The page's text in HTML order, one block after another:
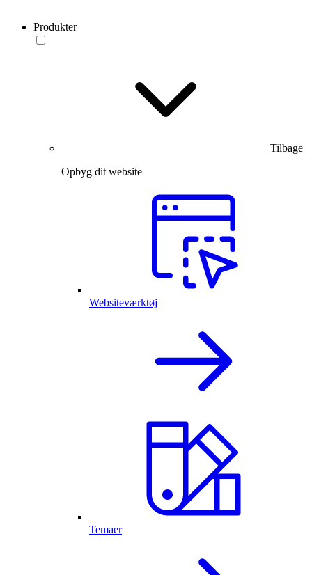
Produkter
Tilbage
Opbyg dit website
Websiteværktøj
Temaer